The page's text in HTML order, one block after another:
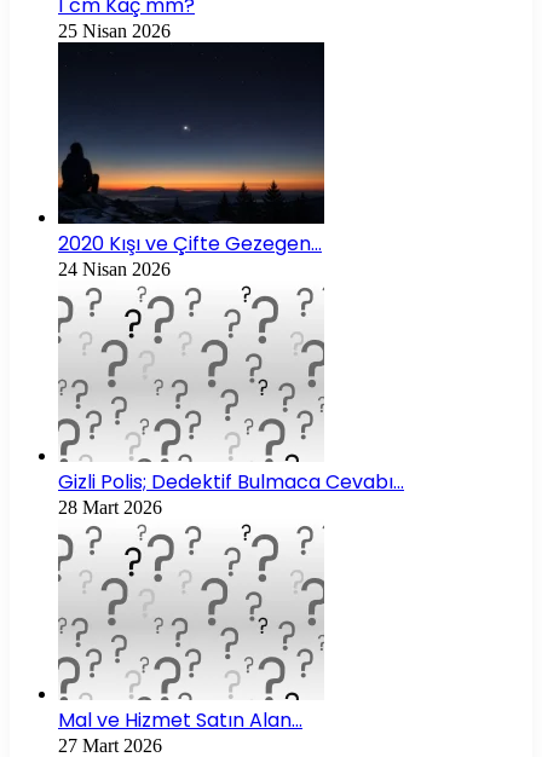
25 Nisan 2026
2020 Kışı ve Çifte Gezegen…
24 Nisan 2026
Gizli Polis; Dedektif Bulmaca Cevabı…
28 Mart 2026
Mal ve Hizmet Satın Alan…
27 Mart 2026